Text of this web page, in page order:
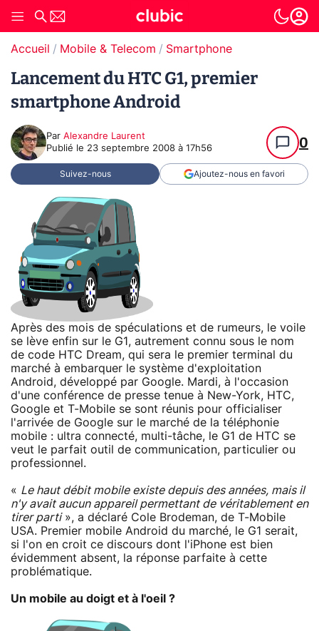
Accueil Mobile & Telecom Smartphone
Lancement du HTC G1, premier
smartphone Android
Par Alexandre Laurent
Publié le 23 septembre 2008 à 17h56 0
Suivez-nous Ajoutez-nous en favori
Après des mois de spéculations et de rumeurs, le voile
se lève enfin sur le G1, autrement connu sous le nom
de code HTC Dream, qui sera le premier terminal du
marché à embarquer le système d'exploitation
Android, développé par Google. Mardi, à l'occasion
d'une conférence de presse tenue à New-York, HTC,
Google et T-Mobile se sont réunis pour officialiser
l'arrivée de Google sur le marché de la téléphonie
mobile : ultra connecté, multi-tâche, le G1 de HTC se
veut le parfait outil de communication, particulier ou
professionnel.
« Le haut débit mobile existe depuis des années, mais il
n'y avait aucun appareil permettant de véritablement en
tirer parti», a déclaré Cole Brodeman, de T-Mobile
USA. Premier mobile Android du marché, le G1 serait,
si l'on en croit ce discours dont l'iPhone est bien
évidemment absent, la réponse parfaite à cette
problématique.
Un mobile au doigt et à l'oeil ?